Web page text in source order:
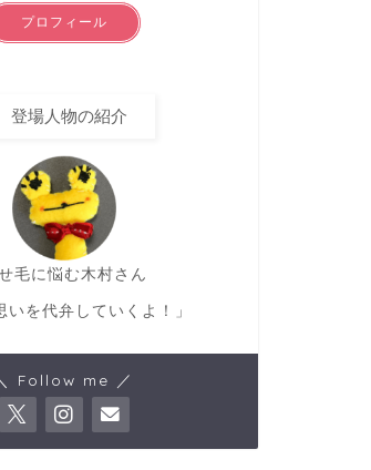
プロフィール
登場人物の紹介
毛に悩む木村さん
いを代弁していくよ！」
Follow me ／